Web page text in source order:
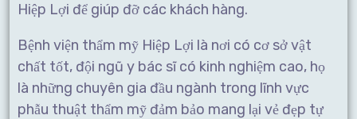
Hiệp Lợi để giúp đỡ các khách hàng.
Bệnh viện thẩm mỹ Hiệp Lợi là nơi có cơ sở vật
chất tốt, đội ngũ y bác sĩ có kinh nghiệm cao, họ
là những chuyên gia đầu ngành trong lĩnh vực
phẫu thuật thẩm mỹ đảm bảo mang lại vẻ đẹp tự